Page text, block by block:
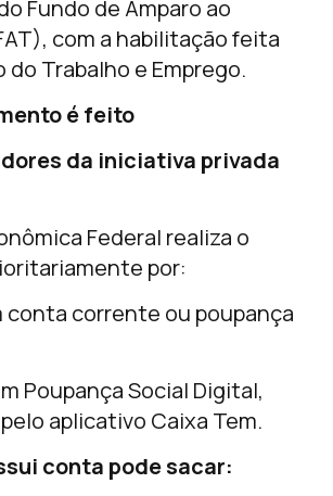
Fundo de Amparo ao
com a habilitação feita
Trabalho e Emprego.
é feito
da iniciativa privada
Federal realiza o
por:
corrente ou poupança
Poupança Social Digital,
aplicativo Caixa Tem.
conta pode sacar: